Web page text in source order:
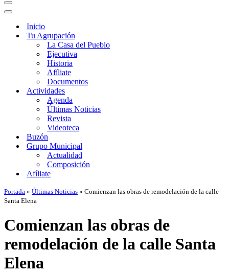
Menú
de
Menú
navegación
Inicio
Tu Agrupación
La Casa del Pueblo
Ejecutiva
Historia
Afíliate
Documentos
Actividades
Agenda
Últimas Noticias
Revista
Videoteca
Buzón
Grupo Municipal
Actualidad
Composición
Afíliate
Portada » Últimas Noticias » Comienzan las obras de remodelación de la calle
Santa Elena
Comienzan las obras de
remodelación de la calle Santa
Elena